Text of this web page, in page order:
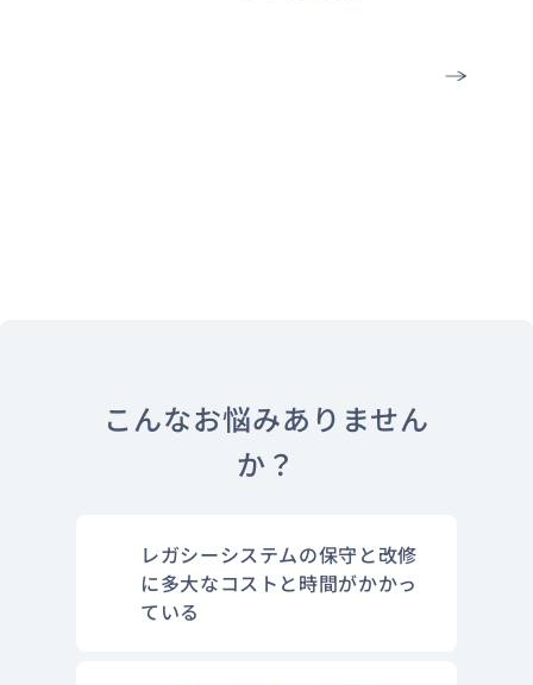
こんなお悩みありません
か？
レガシーシステムの保守と改修
に多大なコストと時間がかかっ
ている